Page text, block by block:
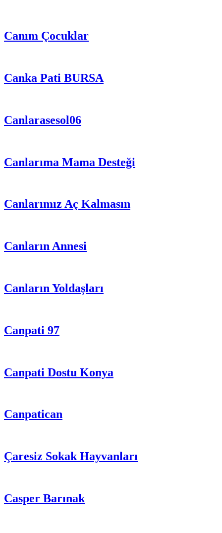
Canım Çocuklar
Canka Pati BURSA
Canlarasesol06
Canlarıma Mama Desteği
Canlarımız Aç Kalmasın
Canların Annesi
Canların Yoldaşları
Canpati 97
Canpati Dostu Konya
Canpatican
Çaresiz Sokak Hayvanları
Casper Barınak